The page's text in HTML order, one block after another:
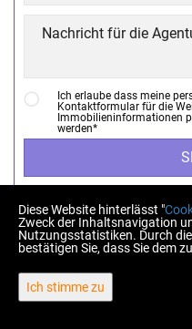
Ich erlaube dass meine
Kontaktformular für die
Immobilieninformationen
werden*
Copyright © 2026
Fester
Web Design & Powered by
Diese Website hinterlässt "
Zweck der Inhaltsnavigation
Nutzungsstatistiken. Durch
bestätigen Sie, dass Sie dem
Ich stimme zu